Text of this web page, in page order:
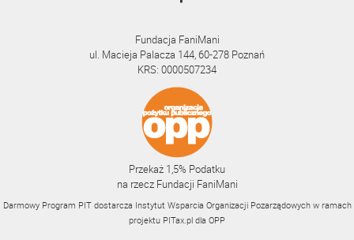
Fundacja FaniMani
ul. Macieja Palacza 144, 60-278 Poznań
KRS: 0000507234
Przekaż 1,5% Podatku
na rzecz Fundacji FaniMani
Darmowy Program PIT dostarcza Instytut Wsparcia Organizacji Pozarządowych w ramach
projektu PITax.pl dla OPP